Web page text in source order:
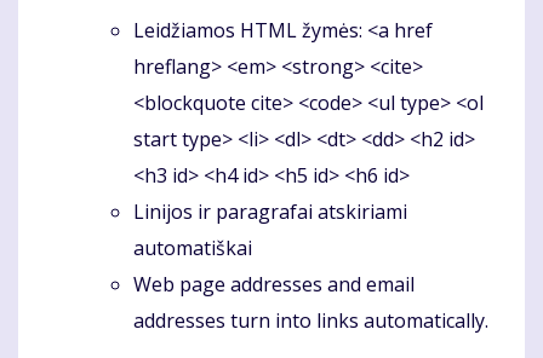
Leidžiamos HTML žymės: <a href
hreflang> <em> <strong> <cite>
<blockquote cite> <code> <ul type> <ol
start type> <li> <dl> <dt> <dd> <h2 id>
<h3 id> <h4 id> <h5 id> <h6 id>
Linijos ir paragrafai atskiriami
automatiškai
Web page addresses and email
addresses turn into links automatically.